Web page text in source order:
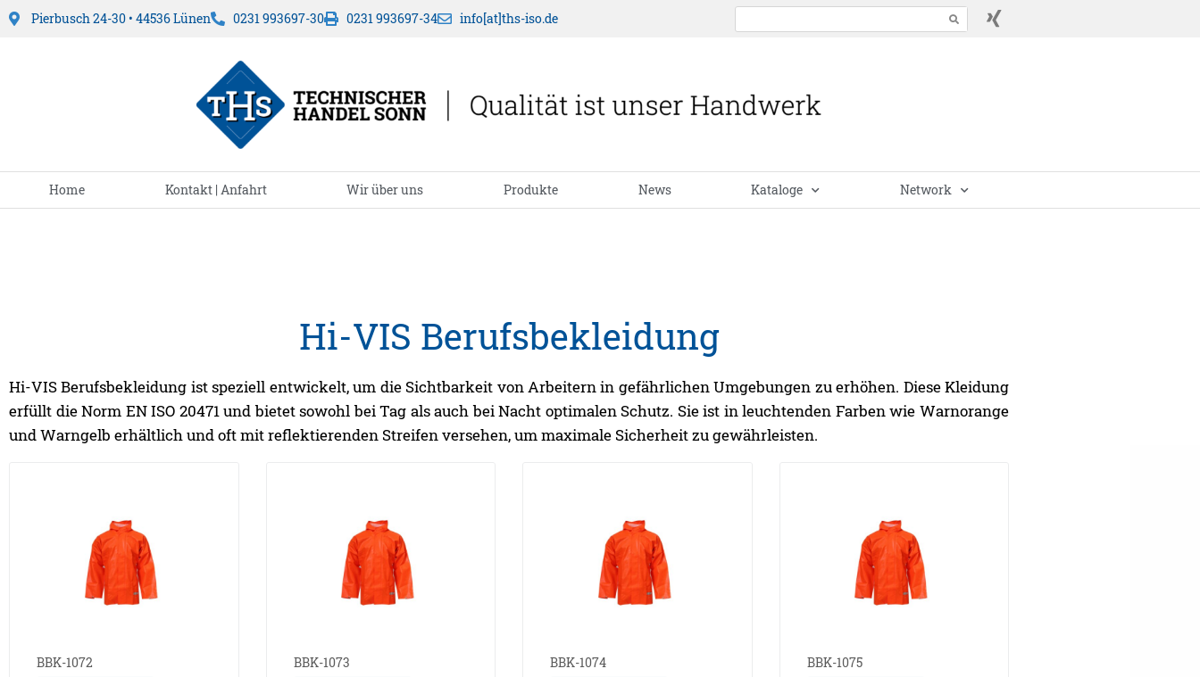
Pierbusch 24-30 • 44536 Lünen 0231 993697-30 0231 993697-34 info[at]ths-iso.de
Home Kontakt | Anfahrt Wir über uns Produkte News Kataloge Network
Hi-VIS Berufsbekleidung
Hi-VIS Berufsbekleidung ist speziell entwickelt, um die Sichtbarkeit von Arbeitern in gefährlichen Umgebungen zu erhöhen. Diese Kleidung
erfüllt die Norm EN ISO 20471 und bietet sowohl bei Tag als auch bei Nacht optimalen Schutz. Sie ist in leuchtenden Farben wie Warnorange
und Warngelb erhältlich und oft mit reflektierenden Streifen versehen, um maximale Sicherheit zu gewährleisten.
BBK-1072 BBK-1073 BBK-1074 BBK-1075